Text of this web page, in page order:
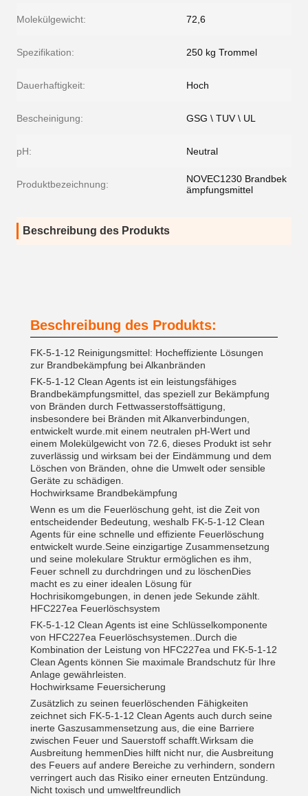
Molekülgewicht: 72,6
Spezifikation: 250 kg Trommel
Dauerhaftigkeit: Hoch
Bescheinigung: GSG \ TUV \ UL
pH: Neutral
Produktbezeichnung:
NOVEC1230 Brandbek
ämpfungsmittel
Beschreibung des Produkts
Beschreibung des Produkts:
FK-5-1-12 Reinigungsmittel: Hocheffiziente Lösungen
zur Brandbekämpfung bei Alkanbränden
FK-5-1-12 Clean Agents ist ein leistungsfähiges
Brandbekämpfungsmittel, das speziell zur Bekämpfung
von Bränden durch Fettwasserstoffsättigung,
insbesondere bei Bränden mit Alkanverbindungen,
entwickelt wurde.mit einem neutralen pH-Wert und
einem Molekülgewicht von 72.6, dieses Produkt ist sehr
zuverlässig und wirksam bei der Eindämmung und dem
Löschen von Bränden, ohne die Umwelt oder sensible
Geräte zu schädigen.
Hochwirksame Brandbekämpfung
Wenn es um die Feuerlöschung geht, ist die Zeit von
entscheidender Bedeutung, weshalb FK-5-1-12 Clean
Agents für eine schnelle und effiziente Feuerlöschung
entwickelt wurde.Seine einzigartige Zusammensetzung
und seine molekulare Struktur ermöglichen es ihm,
Feuer schnell zu durchdringen und zu löschenDies
macht es zu einer idealen Lösung für
Hochrisikomgebungen, in denen jede Sekunde zählt.
HFC227ea Feuerlöschsystem
FK-5-1-12 Clean Agents ist eine Schlüsselkomponente
von HFC227ea Feuerlöschsystemen..Durch die
Kombination der Leistung von HFC227ea und FK-5-1-12
Clean Agents können Sie maximale Brandschutz für Ihre
Anlage gewährleisten.
Hochwirksame Feuersicherung
Zusätzlich zu seinen feuerlöschenden Fähigkeiten
zeichnet sich FK-5-1-12 Clean Agents auch durch seine
inerte Gaszusammensetzung aus, die eine Barriere
zwischen Feuer und Sauerstoff schafft.Wirksam die
Ausbreitung hemmenDies hilft nicht nur, die Ausbreitung
des Feuers auf andere Bereiche zu verhindern, sondern
verringert auch das Risiko einer erneuten Entzündung.
Nicht toxisch und umweltfreundlich